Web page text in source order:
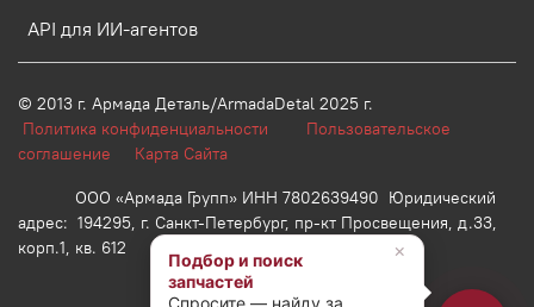
API для ИИ-агентов
© 2013 г. Армада Деталь/ArmadaDetal 2025 г.
Политика конфиденциальности
Пользовательское
соглашение Карта Сайта
ООО «Армада Групп» ИНН 7802639490 Юридический
адрес: 194295, г. Санкт-Петербург, пр-кт Просвещения, д.33,
корп.1, кв. 612
×
Подбор и поиск
запчастей
Спросите — найду за